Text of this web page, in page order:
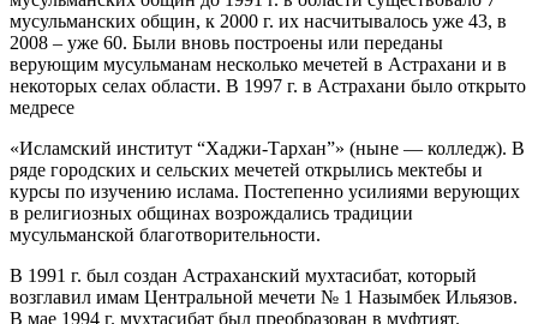
мусульманских общин, к 2000 г. их насчитывалось уже 43, в
2008 – уже 60. Были вновь построены или переданы
верующим мусульманам несколько мечетей в Астрахани и в
некоторых селах области. В 1997 г. в Астрахани было открыто
медресе
«Исламский институт “Хаджи-Тархан”» (ныне — колледж). В
ряде городских и сельских мечетей открылись мектебы и
курсы по изучению ислама. Постепенно усилиями верующих
в религиозных общинах возрождались традиции
мусульманской благотворительности.
В 1991 г. был создан Астраханский мухтасибат, который
возглавил имам Центральной мечети № 1 Назымбек Ильязов.
В мае 1994 г. мухтасибат был преобразован в муфтият.